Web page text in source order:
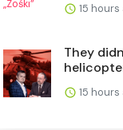
15 hours
They
15 hours